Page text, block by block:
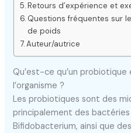
Retours d’expérience et
Questions fréquentes sur
de poids
Auteur/autrice
Qu’est-ce qu’un
l’organisme ?
Les probiotiques sont des
principalement des
Bifidobacterium, ainsi que